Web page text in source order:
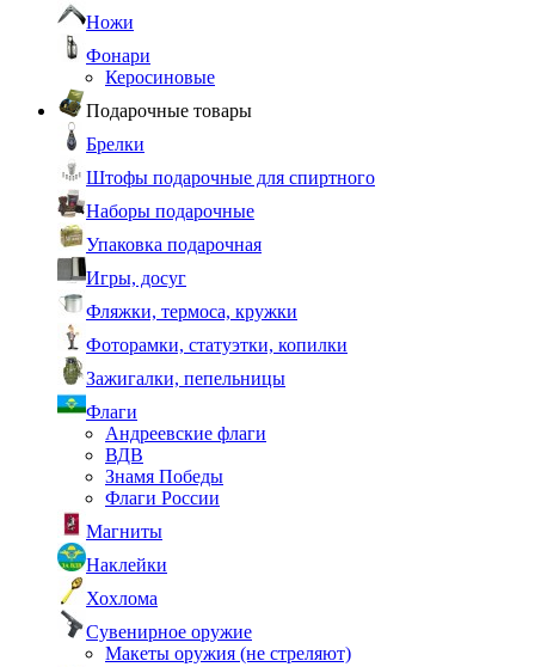
Ножи
Фонари
Керосиновые
Подарочные товары
Брелки
Штофы подарочные для спиртного
Наборы подарочные
Упаковка подарочная
Игры, досуг
Фляжки, термоса, кружки
Фоторамки, статуэтки, копилки
Зажигалки, пепельницы
Флаги
Андреевские флаги
ВДВ
Знамя Победы
Флаги России
Магниты
Наклейки
Хохлома
Сувенирное оружие
Макеты оружия (не стреляют)